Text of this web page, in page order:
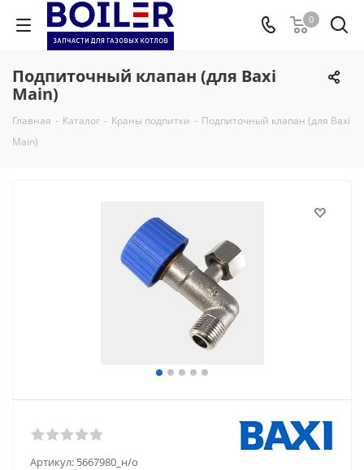
0
Подпиточный клапан (для Baxi
Main)
Главная - Каталог - Краны подпитки - Подпиточный клапан (для Baxi
Main)
Артикул: 5667980_н/о